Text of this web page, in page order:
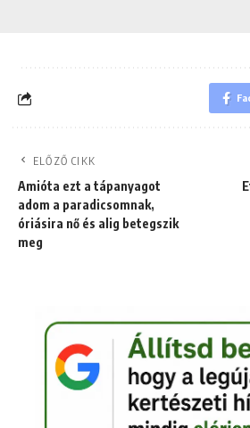
ELŐZŐ CIKK
Amióta ezt a tápanyagot
adom a paradicsomnak,
óriásira nő és alig betegszik
meg